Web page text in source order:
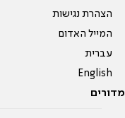
הצהרת נגישות
המייל האדום
עברית
English
מדורים